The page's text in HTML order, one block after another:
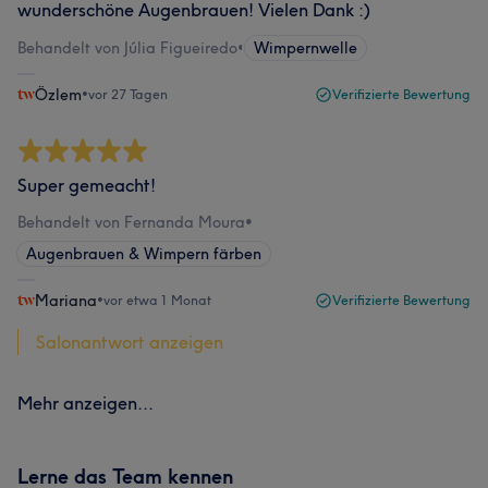
wunderschöne Augenbrauen! Vielen Dank :)
Behandelt von Júlia Figueiredo• Wimpernwelle
Özlem•vor 27 Tagen Verifizierte Bewertung
Super gemeacht!
Behandelt von Fernanda Moura•
Augenbrauen & Wimpern färben
Mariana•vor etwa 1 Monat Verifizierte Bewertung
Salonantwort anzeigen
Mehr anzeigen...
Lerne das Team kennen